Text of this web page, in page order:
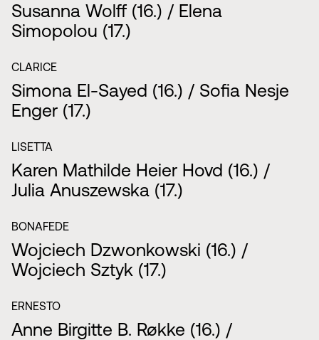
Susanna Wolff (16.) / Elena
Simopolou (17.)
CLARICE
Simona El-Sayed (16.) / Sofia Nesje
Enger (17.)
LISETTA
Karen Mathilde Heier Hovd (16.) /
Julia Anuszewska (17.)
BONAFEDE
Wojciech Dzwonkowski (16.) /
Wojciech Sztyk (17.)
ERNESTO
Anne Birgitte B. Røkke (16.) /